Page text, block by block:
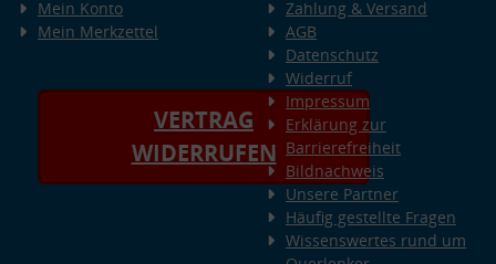
Mein Konto
Mein Merkzettel
VERTRAG
WIDERRUFEN
Zahlung & Versand
AGB
Datenschutz
Widerruf
Impressum
Erklärung zur
Barrierefreiheit
Bildnachweis
Unsere Partner
Häufig gestellte Fragen
Wissenswertes rund um